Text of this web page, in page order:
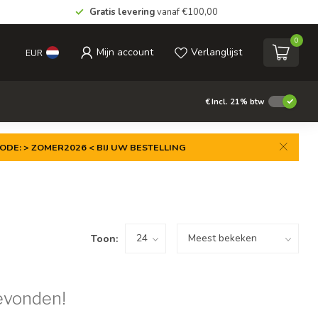
Gratis leveringvanaf €100,00
EUR Mijn account Verlanglijst
0
€Incl. 21% btw
> ZOMER2026 < BIJ UW BESTELLING
Toon: